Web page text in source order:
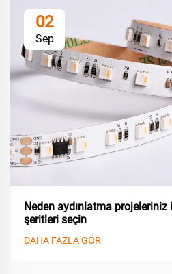
02
Sep
Neden aydınlatma projeleriniz
şeritleri seçin
DAHA FAZLA GÖR